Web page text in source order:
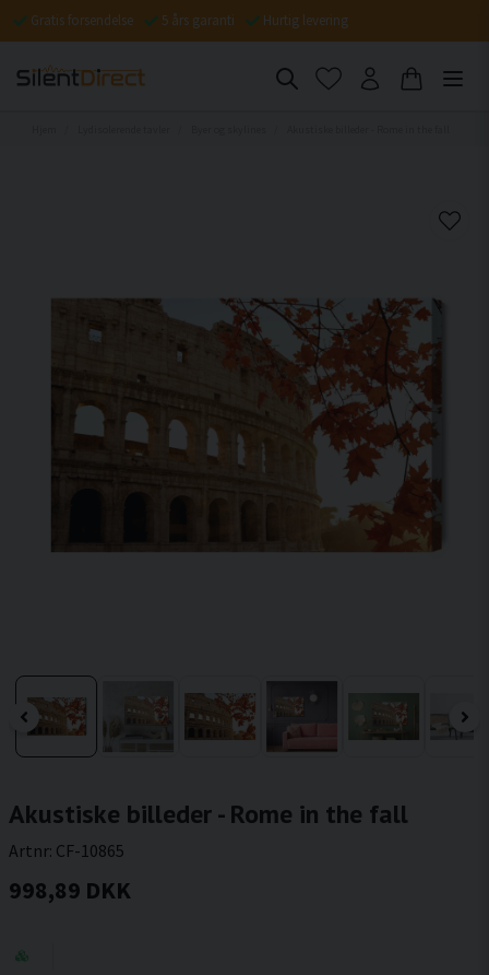
Gratis forsendelse 5 års garanti Hurtig levering
Akustiske billeder - Rome in the fall
Artnr: CF-10865
998,89 DKK